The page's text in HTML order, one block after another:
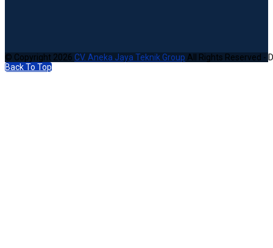
© Copyright 2026 CV. Aneka Jaya Teknik Group All Rights Reserved -
Back To Top